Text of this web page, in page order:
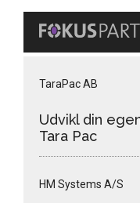
TaraPac AB
Udvikl din
Tara Pac
HM Systems A/S